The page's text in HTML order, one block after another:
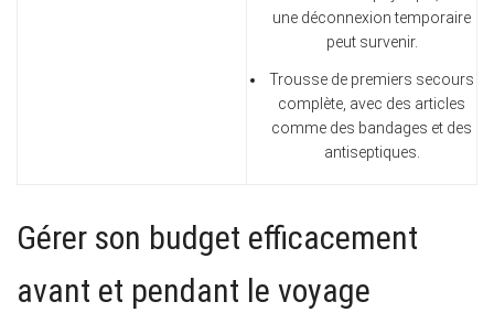
une déconnexion temporaire
peut survenir.
Trousse de premiers secours
complète, avec des articles
comme des bandages et des
antiseptiques.
Gérer son budget efficacement
avant et pendant le voyage